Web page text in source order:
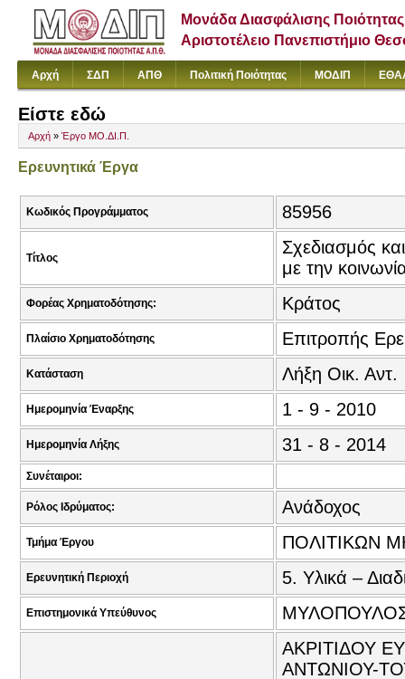
Μονάδα Διασφάλισης Ποιότητας
Αριστοτέλειο Πανεπιστήμιο
Αρχή ΣΔΠ ΑΠΘ Πολιτική Ποιότητας ΜΟΔΙΠ
Είστε εδώ
Αρχή » Έργο ΜΟ.ΔΙ.Π.
Ερευνητικά Έργα
Κωδικός Προγράμματος 85956
Τίτλος
Σχεδιασμός
με την
Φορέας Χρηματοδότησης: Κράτος
Πλαίσιο Χρηματοδότησης Επιτροπής
Κατάσταση Λήξη Οικ. Αντ.
Ημερομηνία Έναρξης 1 - 9 - 2010
Ημερομηνία Λήξης 31 - 8 - 2014
Συνέταιροι:
Ρόλος Ιδρύματος: Ανάδοχος
Τμήμα Έργου ΠΟΛΙΤΙΚΩΝ
Ερευνητική Περιοχή 5. Υλικά –
Επιστημονικά Υπεύθυνος
ΑΚΡΙΤΙΔΟΥ
ΑΝΤΩΝΙΟΥ-